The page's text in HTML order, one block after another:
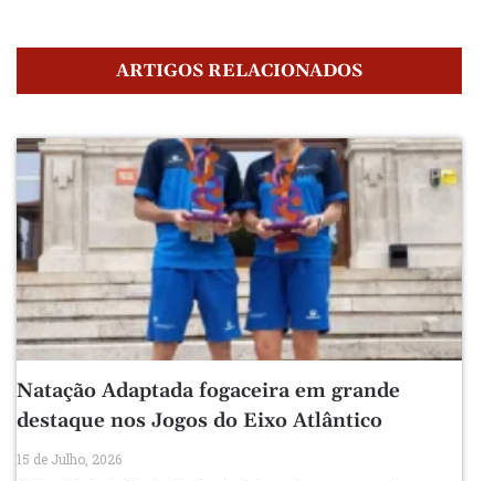
ARTIGOS RELACIONADOS
Natação Adaptada fogaceira em grande
destaque nos Jogos do Eixo Atlântico
15 de Julho, 2026